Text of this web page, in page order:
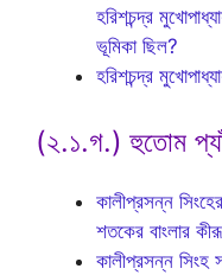
হরিশচন্দ্র
ভূমিকা ছিল?
হরিশচন্দ্র
(২.১.গ.) হুতোম
কালীপ্রসন্ন
শতকের বাংলার
কালীপ্রসন্ন সিংহ